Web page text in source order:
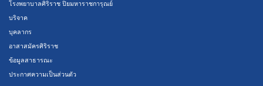
โรงพยาบาลศิริราช ปิยมหาราชการุณย์
บริจาค
บุคลากร
อาสาสมัครศิริราช
ข้อมูลสาธารณะ
ประกาศความเป็นส่วนตัว